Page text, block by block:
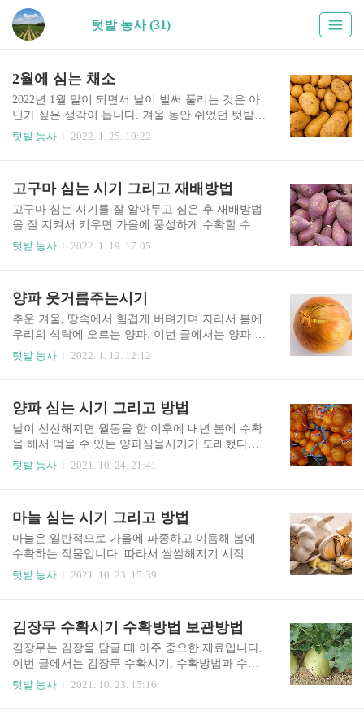
텃밭 농사 (31)
2월에 심는 채소
2022년 1월 말이 되면서 날이 벌써 풀리는 것은 아
닌가 싶은 생각이 듭니다. 겨울 동안 쉬었던 텃밭농
사를 슬슬 다시 준비해야 하는 시기는 2월부터입니
월 파종하여 심는 작물은 많이 있지는 않습니다. 아
직은 추운 겨울 온도가 유지되고 있기 때문인데요,
그럼에도 불구하고 추위에 강한 채소는 미리 파종
을 준비하는 것이 좋겠지요. 감자 감자의 경우 씨감
자를 미리 준비해서 빠른 경우 2월 중순에도 심을
은 3월에 주로 심지만 씨감자를 준비하기 위해서는
2월부터..
텃밭 농사 2022. 1. 25. 10:22
고구마 심는 시기 그리고 재배방법
고구마 심는 시기를 잘 알아두고 심은 후 재배방법
을 잘 지켜서 키우면 가을에 풍성하게 수확할 수 있
는 구황작물입니다. 우리나라에서는 여름에 잘 자
시기 고구마는 원산지가 이미 따뜻한 지방이기 때
문에 일찍 심으면 안 됩니다. 기온이 15도 이상 올
라왔을 때 심어야 냉해를 입지 않고 잘 자라게 됩니
다. 이런 시기가 언제일까요? 중부지방 고구마 심
는 시기는 보통 5월 상순에서 중순 경입니다. 이때
4월 하순에 심을 수 있기도 합니다만, 빨리 심는다
고 더 잘 자라는 것은..
텃밭 농사 2022. 1. 19. 17:05
양파 웃거름주는시기
추운 겨울, 땅속에서 힘겹게 버텨가며 자라서 봄에
우리의 식탁에 오르는 양파. 이번 글에서는 양파 웃
거름주는시기 언제인지 정리를 해 보겠습니다. 겨
데, 시기를 놓쳤다면 부직포로 덮어주면 됩니다. 이
렇게 덮어 준 것은 2월 중순에서 하순 정도, 기온이
영상으로 3일 이상 올라간다 싶으면 서서히 제거해
주면 됩니다. 이것을 제거해 주는 이유는 바로 웃거
름을 주기 위해서입니다. 양파 재배하는 동안 웃거
비료(요소)나 복합비료를 줍니다. 또는 마늘, 양파
전용 비..
텃밭 농사 2022. 1. 12. 12:12
양파 심는 시기 그리고 방법
날이 선선해지면 월동을 한 이후에 내년 봄에 수확
을 해서 먹을 수 있는 양파심을시기가 도래했다고
생각을 하시면 됩니다. 이번 글에서는 양파 심는 시
월 상순 사이에 직파로 심을 수도 있지만, 대부분
이렇게 하지 않습니다. 모종을 기른 후 아주심기를
하여 재배하는 것이 좋고, 모종을 키우기 힘드니 재
래시장이나 종묘상에서 양파 모종을 사서 심는 것
이 좋습니다. 양파 모종 심는 시기는 보통 10월 중
순에서 하순 사이에, 남부지방 양파심는시기는 10
월 하순에서 ..
텃밭 농사 2021. 10. 24. 21:41
마늘 심는 시기 그리고 방법
마늘은 일반적으로 가을에 파종하고 이듬해 봄에
수확하는 작물입니다. 따라서 쌀쌀해지기 시작하
는 날씨가 되면 마늘 양파 심는 시기가 온 것이죠.
따라 심는 종류가 구분됩니다. 한지형과 난지형이
있는데 각각을 살펴 보겠습니다. 봄에 수확하기 때
문에 봄마늘이라고 하기도 하죠. 봄마늘 심는 시기
를 정리해 보도록 하죠. 한지형 마늘의 경우 중부지
방은 10월 상순에서 중순에 심습니다. 이렇게 심으
텃밭 농사 2021. 10. 23. 15:39
김장무 수확시기 수확방법 보관방법
김장무는 김장을 담글 때 아주 중요한 재료입니다.
이번 글에서는 김장무 수확시기, 수확방법과 수확
한 김장무 보관방법 등을 정리해 보도록 하겠습니
텃밭 농사 2021. 10. 23. 15:16